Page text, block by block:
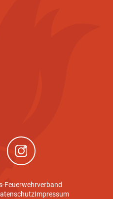
Fenster)(neues Fenster)
Feuerwehrverband
Impressum